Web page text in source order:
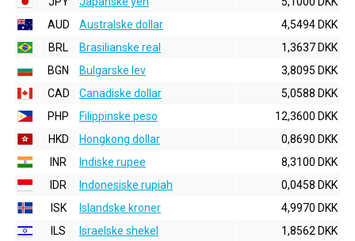
AUD
Australske dollar
4,5494 DKK
BRL
Brasilianske real
1,3637 DKK
BGN
Bulgarske lev
3,8095 DKK
CAD
Canadiske dollar
5,0588 DKK
PHP
Filippinske peso
12,3600 DKK
HKD
Hongkong dollar
0,8690 DKK
INR
Indiske rupee
8,3100 DKK
IDR
Indonesiske rupiah
0,0458 DKK
ISK
Islandske kroner
4,9970 DKK
ILS
Israelske shekel
1,8562 DKK